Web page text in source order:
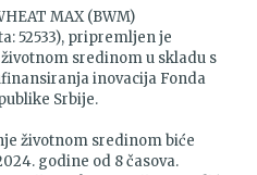
MAX (BWM)
52533), pripremljen je
sredinom u skladu s
inovacija Fonda
Srbije.
životnom sredinom biće
godine od 8 časova.